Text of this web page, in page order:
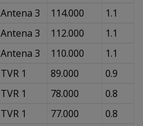
Antena 3 114.000
1.1
Antena 3 112.000
1.1
Antena 3 110.000
1.1
TVR 1 89.000
0.9
TVR 1 78.000
0.8
TVR 1 77.000
0.8